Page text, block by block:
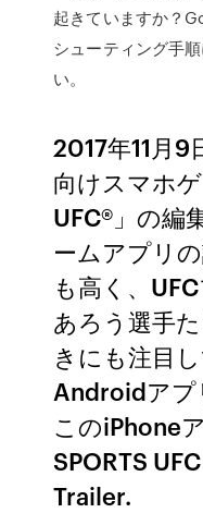
起きていますか？
シューティング手
い。
2017年11月
向けスマホ
UFC®」の編
ームアプリ
も高く、
あろう選手
きにも注目
Androidアプ
このiPhone
SPORTS
Trailer.